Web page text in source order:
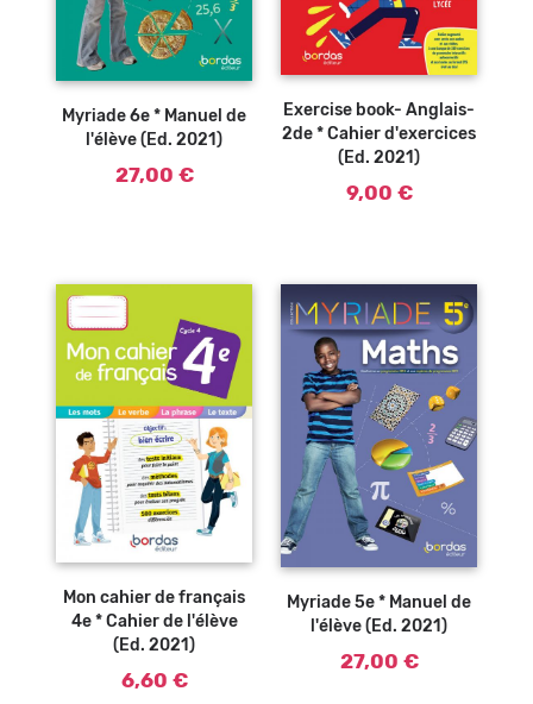
Ajouter au
Myriade 6e * Manuel de
l'élève (Ed. 2021)
27,00 €
Ajouter au
Exercise book- Anglais-
2de * Cahier d'exercices
(Ed. 2021)
9,00 €
Ajouter au
Mon cahier de français
4e * Cahier de l'élève
(Ed. 2021)
6,60 €
Ajouter au
Myriade 5e * Manuel de
l'élève (Ed. 2021)
27,00 €